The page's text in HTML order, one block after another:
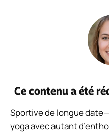
Ce contenu a été
Sportive de longue
yoga avec autant